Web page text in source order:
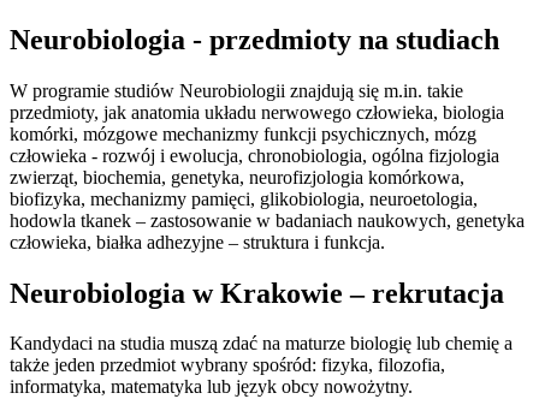
Neurobiologia - przedmioty na studiach
W programie studiów Neurobiologii znajdują się m.in. takie
przedmioty, jak anatomia układu nerwowego człowieka, biologia
komórki, mózgowe mechanizmy funkcji psychicznych, mózg
człowieka - rozwój i ewolucja, chronobiologia, ogólna fizjologia
zwierząt, biochemia, genetyka, neurofizjologia komórkowa,
biofizyka, mechanizmy pamięci, glikobiologia, neuroetologia,
hodowla tkanek – zastosowanie w badaniach naukowych, genetyka
człowieka, białka adhezyjne – struktura i funkcja.
Neurobiologia w Krakowie – rekrutacja
Kandydaci na studia muszą zdać na maturze biologię lub chemię a
także jeden przedmiot wybrany spośród: fizyka, filozofia,
informatyka, matematyka lub język obcy nowożytny.